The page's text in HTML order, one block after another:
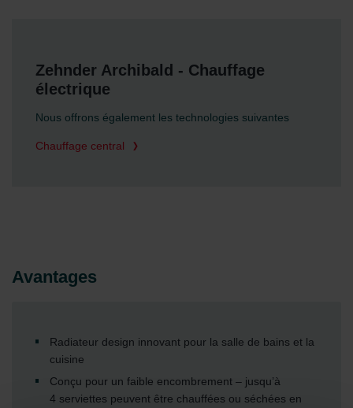
Zehnder Archibald - Chauffage
électrique
Nous offrons également les technologies suivantes
Chauffage central
Avantages
Radiateur design innovant pour la salle de bains et la
cuisine
Conçu pour un faible encombrement – jusqu’à
4 serviettes peuvent être chauffées ou séchées en